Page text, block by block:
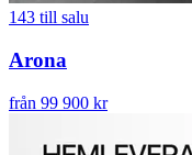
143 till salu
Arona
från 99 900 kr